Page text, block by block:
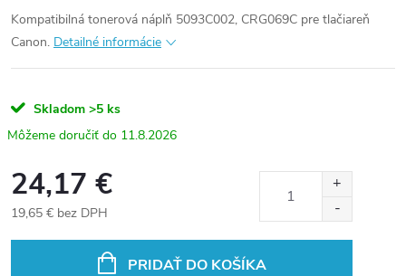
Kompatibilná tonerová náplň 5093C002, CRG069C pre tlačiareň
Canon. Detailné informácie
Skladom >5 ks
11.8.2026
24,17 €
19,65 € bez DPH
PRIDAŤ DO KOŠÍKA